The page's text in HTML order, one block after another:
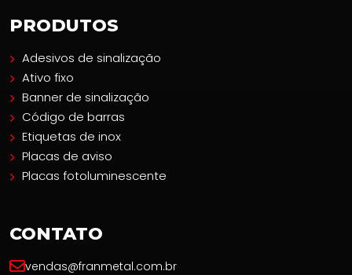
PRODUTOS
Adesivos de sinalização
Ativo fixo
Banner de sinalização
Código de barras
Etiquetas de inox
Placas de aviso
Placas fotoluminescente
CONTATO
vendas@franmetal.com.br